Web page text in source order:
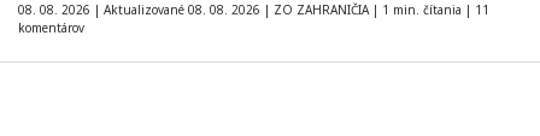
08. 08. 2026 | Aktualizované 08. 08. 2026 | ZO ZAHRANIČIA | 1 min. čítania | 11
komentárov